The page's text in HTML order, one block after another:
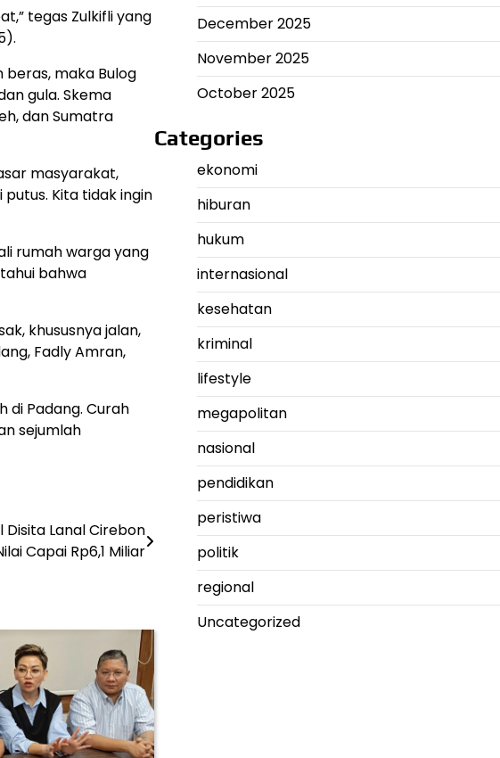
tegas Zulkifli yang
beras, maka Bulog
gula. Skema
dan Sumatra
masyarakat,
Kita tidak ingin
rumah warga yang
bahwa
khususnya jalan,
Fadly Amran,
di Padang. Curah
sejumlah
Disita Lanal Cirebon
Capai Rp6,1 Miliar
December 2025
November 2025
October 2025
Categories
ekonomi
hiburan
hukum
internasional
kesehatan
kriminal
lifestyle
megapolitan
nasional
pendidikan
peristiwa
politik
regional
Uncategorized